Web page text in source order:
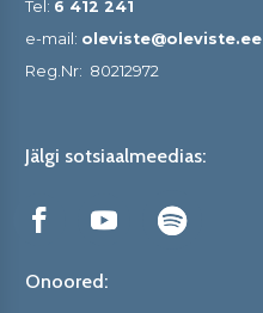
Tel: 6 412 241
e-mail: oleviste@oleviste.ee
Reg.Nr: 80212972
Jälgi sotsiaalmeedias:
Onoored: